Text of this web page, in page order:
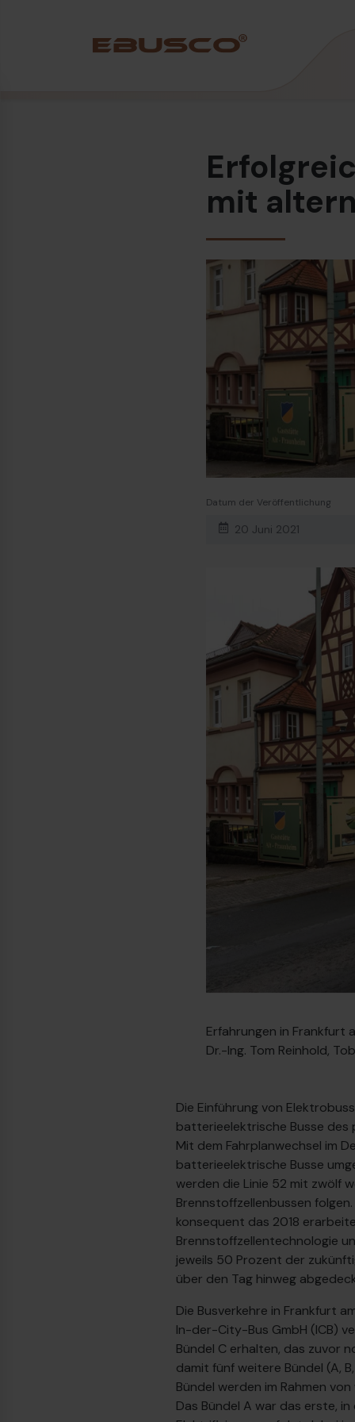
Auszeichnungen und Zertifizierungen
mit
Datum der Veröffentlichung
20 Juni 2021
Erfahrungen in Frankfurt
Dr.-Ing. Tom Reinhold,
Die Einführung von
batterieelektrische Busse des
Mit dem Fahrplanwechsel im
batterieelektrische Busse
werden die Linie 52 mit zwölf
Brennstoffzellenbussen
konsequent das 2018
Brennstoffzellentechnologie
jeweils 50 Prozent der
über den Tag hinweg
Die Busverkehre in Frankfurt
In-der-City-Bus GmbH (ICB)
Bündel C erhalten, das zuvor
damit fünf weitere Bündel (A,
Bündel werden im Rahmen
Das Bündel A war das erste,